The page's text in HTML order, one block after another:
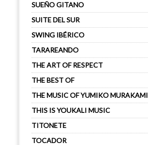
SUEÑO GITANO
SUITE DEL SUR
SWING IBÉRICO
TARAREANDO
THE ART OF RESPECT
THE BEST OF
THE MUSIC OF YUMIKO MURAKAMI
THIS IS YOUKALI MUSIC
TITONETE
TOCADOR